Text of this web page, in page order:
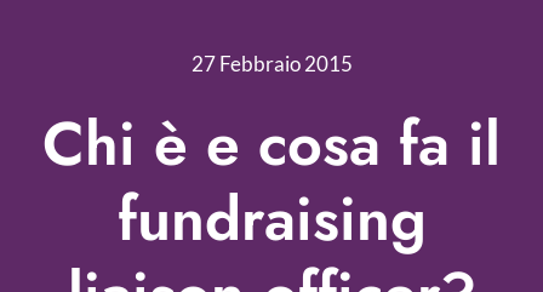
Nonprofit Blog
Libri
Fundraising Academy
Multimedia
27 Febbraio 2015
Chi è e cosa fa il
fundraising